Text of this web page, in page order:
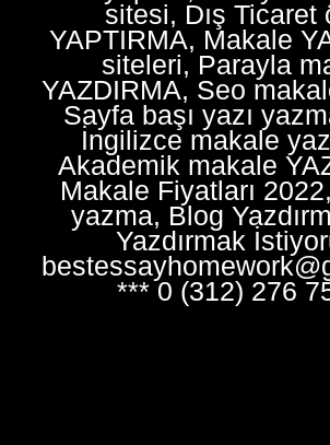
sitesi, Dış Ticaret
YAPTIRMA, Makale
siteleri, Parayla
YAZDIRMA, Seo
Sayfa başı yazı
İngilizce makale
Akademik makale
Makale Fiyatları
yazma, Blog
Yazdırmak
*** 0 (312) 276